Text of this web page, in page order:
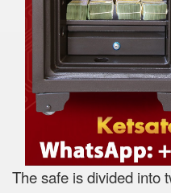
The safe is divided into